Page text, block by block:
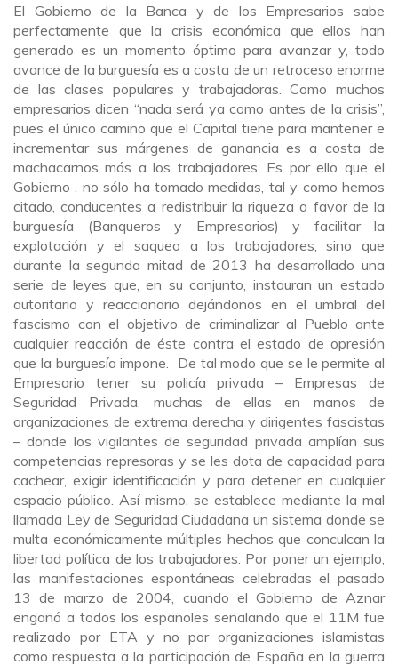
El Gobierno de la Banca y de los Empresarios sabe
perfectamente que la crisis económica que ellos han
generado es un momento óptimo para avanzar y, todo
avance de la burguesía es a costa de un retroceso enorme
de las clases populares y trabajadoras. Como muchos
empresarios dicen “nada será ya como antes de la crisis”,
pues el único camino que el Capital tiene para mantener e
incrementar sus márgenes de ganancia es a costa de
machacarnos más a los trabajadores. Es por ello que el
Gobierno , no sólo ha tomado medidas, tal y como hemos
citado, conducentes a redistribuir la riqueza a favor de la
burguesía (Banqueros y Empresarios) y facilitar la
explotación y el saqueo a los trabajadores, sino que
durante la segunda mitad de 2013 ha desarrollado una
serie de leyes que, en su conjunto, instauran un estado
autoritario y reaccionario dejándonos en el umbral del
fascismo con el objetivo de criminalizar al Pueblo ante
cualquier reacción de éste contra el estado de opresión
que la burguesía impone. De tal modo que se le permite al
Empresario tener su policía privada – Empresas de
Seguridad Privada, muchas de ellas en manos de
organizaciones de extrema derecha y dirigentes fascistas
– donde los vigilantes de seguridad privada amplían sus
competencias represoras y se les dota de capacidad para
cachear, exigir identificación y para detener en cualquier
espacio público. Así mismo, se establece mediante la mal
llamada Ley de Seguridad Ciudadana un sistema donde se
multa económicamente múltiples hechos que conculcan la
libertad política de los trabajadores. Por poner un ejemplo,
las manifestaciones espontáneas celebradas el pasado
13 de marzo de 2004, cuando el Gobierno de Aznar
engañó a todos los españoles señalando que el 11M fue
realizado por ETA y no por organizaciones islamistas
como respuesta a la participación de España en la guerra